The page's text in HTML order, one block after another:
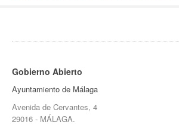
Gobierno Abierto
Ayuntamiento de Málaga
Avenida de Cervantes, 4
29016 - MÁLAGA.